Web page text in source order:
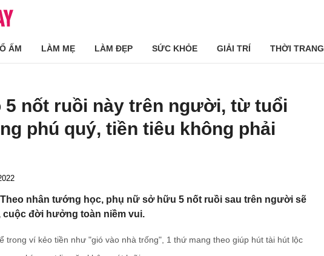
ẤM LÀM MẸ LÀM ĐẸP SỨC KHỎE GIẢI TRÍ THỜI TRANG
5 nốt ruồi này trên người, từ tuổi
phú quý, tiền tiêu không phải
Theo nhân tướng học, phụ nữ sở hữu 5 nốt ruồi sau trên người sẽ
cuộc đời hưởng toàn niềm vui.
trong ví kẻo tiền như "gió vào nhà trống", 1 thứ mang theo giúp hút tài hút lộc